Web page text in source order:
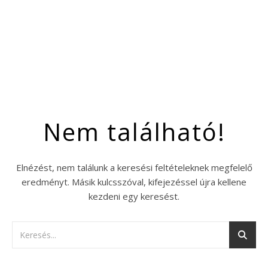
Nem található!
Elnézést, nem találunk a keresési feltételeknek megfelelő
eredményt. Másik kulcsszóval, kifejezéssel újra kellene
kezdeni egy keresést.